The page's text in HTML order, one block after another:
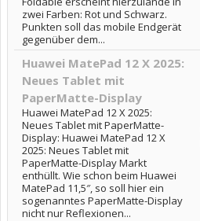
zwei Farben: Rot und Schwarz.
Punkten soll das mobile Endgerät
gegenüber dem...
Huawei MatePad 12 X 2025:
Neues Tablet mit
PaperMatte-Display
Huawei MatePad 12 X 2025:
Neues Tablet mit PaperMatte-
Display: Huawei MatePad 12 X
2025: Neues Tablet mit
PaperMatte-Display Markt
enthüllt. Wie schon beim Huawei
MatePad 11,5″, so soll hier ein
sogenanntes PaperMatte-Display
nicht nur Reflexionen...